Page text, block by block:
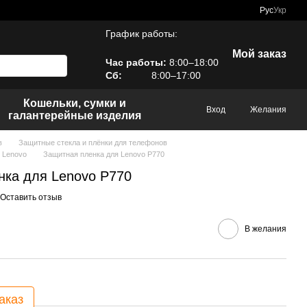
РусУкр
График работы:
Час работы: 8:00–18:00
Сб:
8:00–17:00
Мой заказ
Кошельки, сумки и
галантерейные изделия
Вход Желания
Защитные стекла и плёнки для телефонов
Lenovo
Защитная пленка для Lenovo P770
для Lenovo P770
Оставить отзыв
В желания